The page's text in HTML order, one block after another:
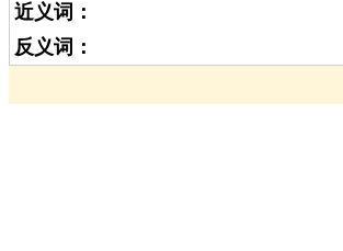
近义词：
反义词：